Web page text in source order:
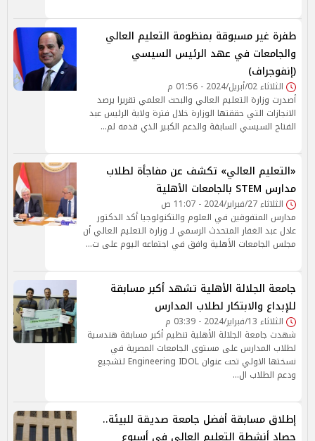
طفرة غير مسبوقة بمنظومة التعليم العالي
والجامعات في عهد الرئيس السيسي
(إنفوجراف)
الثلاثاء 02/أبريل/2024 - 01:56 م
أصدرت وزارة التعليم العالي والبحث العلمي تقريرا يرصد
الانجازات التي حققتها الوزارة خلال فترة ولاية الرئيس عبد
الفتاح السيسي السابقة والدعم الكبير الذي قدمه لم…
«التعليم العالي» تكشف عن مفاجأة لطلاب
مدارس STEM بالجامعات الأهلية
الثلاثاء 27/فبراير/2024 - 11:07 ص
مدارس المتفوقين في العلوم والتكنولوجيا أكد الدكتور
عادل عبد الغفار المتحدث الرسمي لـ وزارة التعليم العالي أن
مجلس الجامعات الأهلية وافق في اجتماعه اليوم على ت…
جامعة الجلالة الأهلية تشهد أكبر مسابقة
للإبداع والابتكار لطلاب المدارس
الثلاثاء 13/فبراير/2024 - 03:39 م
شهدت جامعة الجلالة الأهلية تنظيم أكبر مسابقة هندسية
لطلاب المدارس على مستوى الجامعات المصرية في
نسختها الاولي تحت عنوان Engineering IDOL لتشجيع
ودعم الطلاب ال…
إطلاق مسابقة أفضل جامعة صديقة للبيئة..
حصاد أنشطة التعليم العالي في أسبوع